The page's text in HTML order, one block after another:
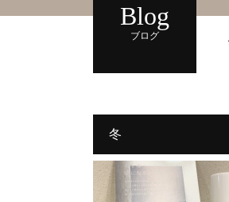
Blog
ブログ
冬